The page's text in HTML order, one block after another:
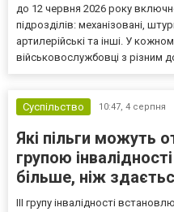
до 12 червня 2026 року
підрозділів: механізовані,
артилерійські та інші. У
військовослужбовці з різним
Суспільство 10:47, 4 серпня
Які пільги можуть
групою
більше, ніж
III групу інвалідності